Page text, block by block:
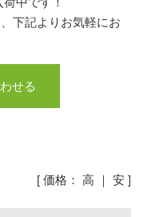
下記よりお気軽にお
せる
[ 価格： 高 ｜ 安 ]